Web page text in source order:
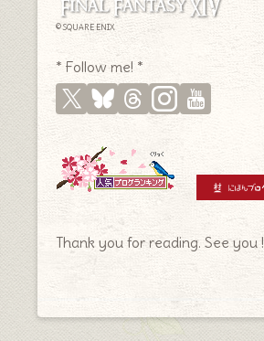
© SQUARE ENIX
* Follow me! *
Thank you for reading. See you !